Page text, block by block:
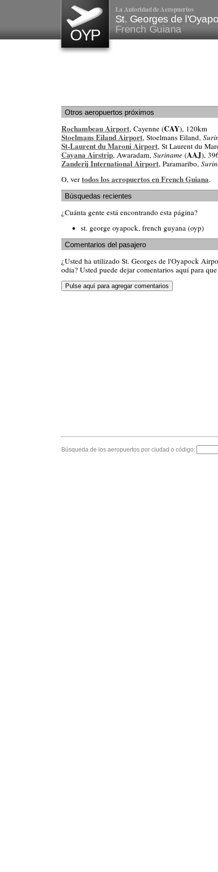
OYP
La Autoridad de Aeropuertos
St. Georges de
French Guiana
Otros aeropuertos próximos
Rochambeau Airport, Cayenne (CAY), 120km
Stoelmans Eiland Airport, Stoelmans Eiland,
St-Laurent du Maroni Airport, St Laurent du
Cayana Airstrip, Awaradam, Suriname (AAJ),
Zanderij International Airport, Paramaribo,
O, ver todos los aeropuertos en French Guiana.
Búsquedas recientes
¿Cuánta gente está encontrando esta página?
st. george oyapock, french guyana (oyp)
Comentarios del pasajero
¿Usted ha utilizado St. Georges de l'Oyapock
odia? Usted puede dejar comentarios aquí para
Búsqueda de los aeropuertos por ciudad o código: